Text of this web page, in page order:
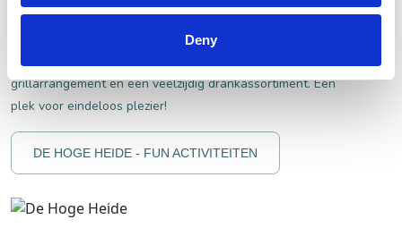
Deny
spellen voor een unieke ervaring: speel een portje
interactieve darts, bowling of neem plaats aan de sjoelbar.
Ook kun je hier terecht voor borrelbites, een
grillarrangement en een veelzijdig drankassortiment. Een
plek voor eindeloos plezier!
DE HOGE HEIDE - FUN ACTIVITEITEN